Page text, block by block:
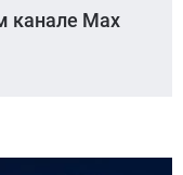
канале Max